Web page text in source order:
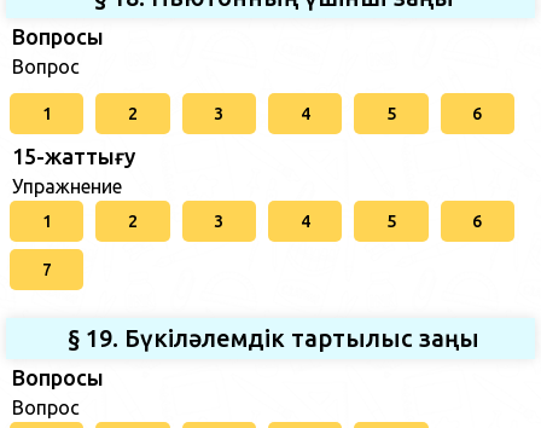
Вопросы
Вопрос
1 2 3 4 5 6
15-жаттығу
Упражнение
1 2 3 4 5 6
7
§ 19. Бүкіләлемдік тартылыс заңы
Вопросы
Вопрос